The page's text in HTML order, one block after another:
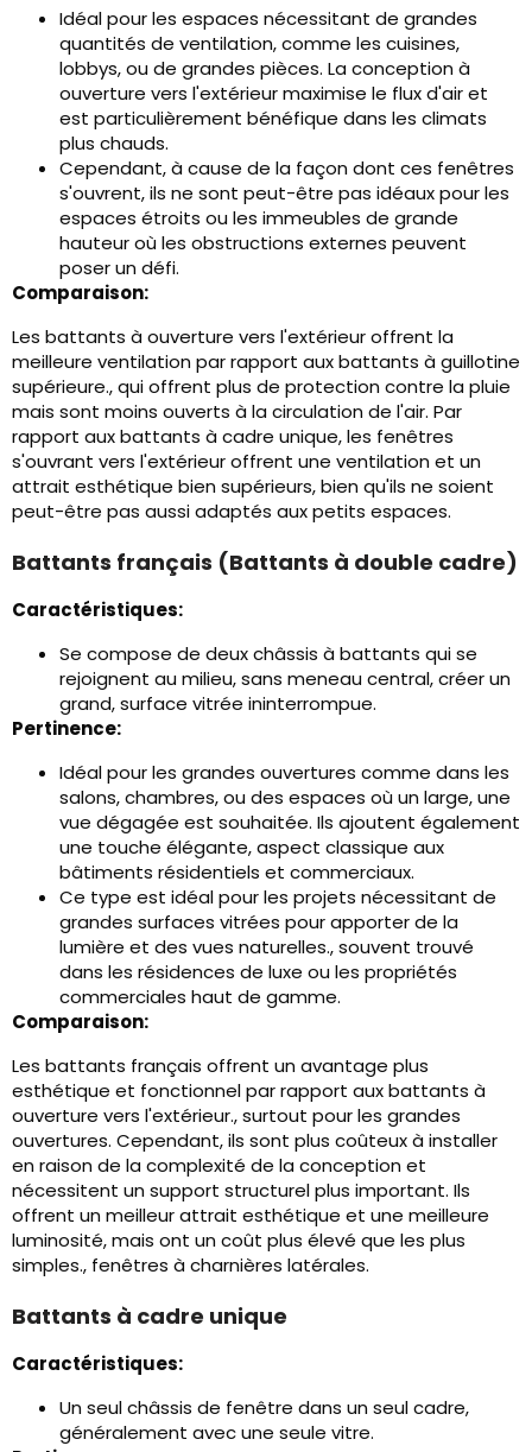
Idéal pour les espaces nécessitant de grandes
quantités de ventilation, comme les cuisines,
lobbys, ou de grandes pièces. La conception à
ouverture vers l'extérieur maximise le flux d'air et
est particulièrement bénéfique dans les climats
plus chauds.
Cependant, à cause de la façon dont ces fenêtres
s'ouvrent, ils ne sont peut-être pas idéaux pour les
espaces étroits ou les immeubles de grande
hauteur où les obstructions externes peuvent
poser un défi.
Comparaison:
Les battants à ouverture vers l'extérieur offrent la
meilleure ventilation par rapport aux battants à guillotine
supérieure., qui offrent plus de protection contre la pluie
mais sont moins ouverts à la circulation de l'air. Par
rapport aux battants à cadre unique, les fenêtres
s'ouvrant vers l'extérieur offrent une ventilation et un
attrait esthétique bien supérieurs, bien qu'ils ne soient
peut-être pas aussi adaptés aux petits espaces.
Battants français (Battants à double cadre)
Caractéristiques:
Se compose de deux châssis à battants qui se
rejoignent au milieu, sans meneau central, créer un
grand, surface vitrée ininterrompue.
Pertinence:
Idéal pour les grandes ouvertures comme dans les
salons, chambres, ou des espaces où un large, une
vue dégagée est souhaitée. Ils ajoutent également
une touche élégante, aspect classique aux
bâtiments résidentiels et commerciaux.
Ce type est idéal pour les projets nécessitant de
grandes surfaces vitrées pour apporter de la
lumière et des vues naturelles., souvent trouvé
dans les résidences de luxe ou les propriétés
commerciales haut de gamme.
Comparaison:
Les battants français offrent un avantage plus
esthétique et fonctionnel par rapport aux battants à
ouverture vers l'extérieur., surtout pour les grandes
ouvertures. Cependant, ils sont plus coûteux à installer
en raison de la complexité de la conception et
nécessitent un support structurel plus important. Ils
offrent un meilleur attrait esthétique et une meilleure
luminosité, mais ont un coût plus élevé que les plus
simples., fenêtres à charnières latérales.
Battants à cadre unique
Caractéristiques:
Un seul châssis de fenêtre dans un seul cadre,
généralement avec une seule vitre.